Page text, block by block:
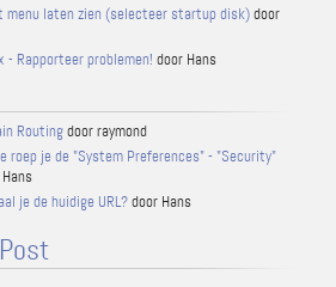
menu laten zien (selecteer startup disk)door
- Rapporteer problemen! door Hans
Routingdoor raymond
roep je de "System Preferences" - "Security"
je de huidige URL?door Hans